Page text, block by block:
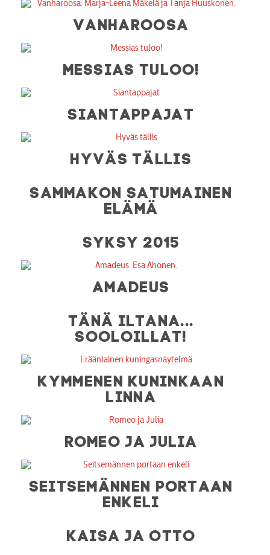
VANHAROOSA
MESSIAS TULOO!
SIANTAPPAJAT
HYVÄS TÄLLIS
SAMMAKON SATUMAINEN
ELÄMÄ
SYKSY 2015
AMADEUS
TÄNÄ ILTANA...
SOOLOILLAT!
KYMMENEN KUNINKAAN
LINNA
ROMEO JA JULIA
SEITSEMÄNNEN PORTAAN
ENKELI
KAISA JA OTTO